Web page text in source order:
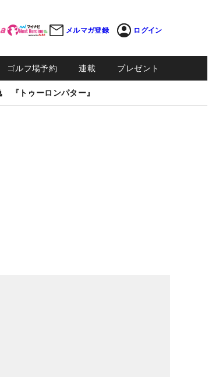
メルマガ登録 ログイン
ゴルフ場予約 連載 プレゼント
『トゥーロンパター』